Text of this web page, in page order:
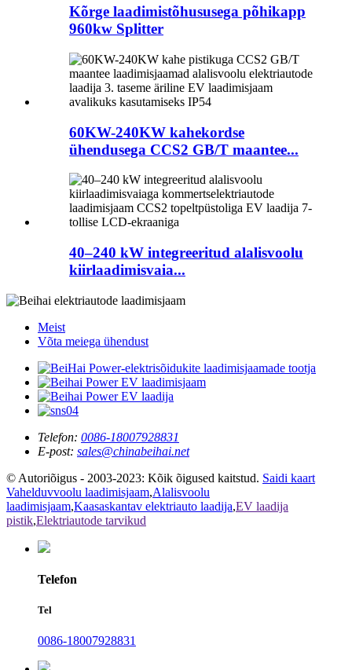
Kõrge laadimistõhususega põhikapp
960kw Splitter
60KW-240KW kahekordse
ühendusega CCS2 GB/T maantee...
40–240 kW integreeritud alalisvoolu
kiirlaadimisvaia...
Meist
Võta meiega ühendust
Telefon: 0086-18007928831
E-post: sales@chinabeihai.net
© Autoriõigus - 2003-2023: Kõik õigused kaitstud. Saidi kaart
Vahelduvvoolu laadimisjaam,Alalisvoolu
laadimisjaam,Kaasaskantav elektriauto laadija,EV laadija
pistik,Elektriautode tarvikud
Telefon
Tel
0086-18007928831